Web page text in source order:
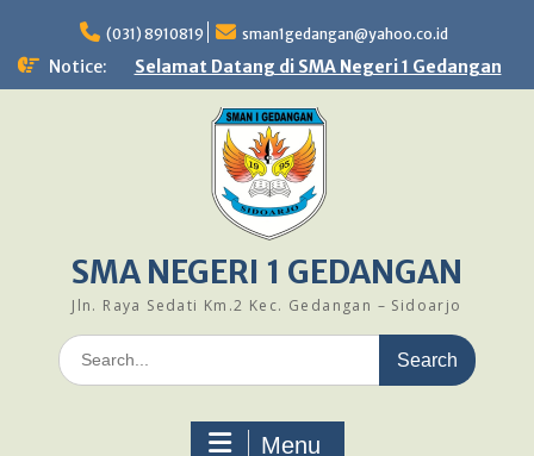
content
(031) 8910819 sman1gedangan@yahoo.co.id
Notice: Selamat Datang di SMA Negeri 1 Gedangan
SMA NEGERI 1 GEDANGAN
Jln. Raya Sedati Km.2 Kec. Gedangan – Sidoarjo
Search
for:
Menu